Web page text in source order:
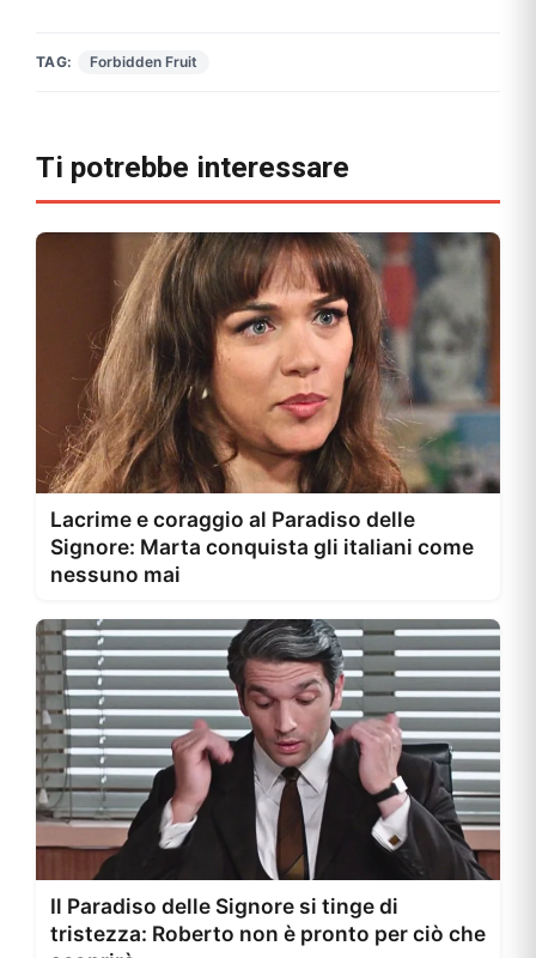
TAG: Forbidden Fruit
Ti potrebbe interessare
Lacrime e coraggio al Paradiso delle
Signore: Marta conquista gli italiani come
nessuno mai
Il Paradiso delle Signore si tinge di
tristezza: Roberto non è pronto per ciò che